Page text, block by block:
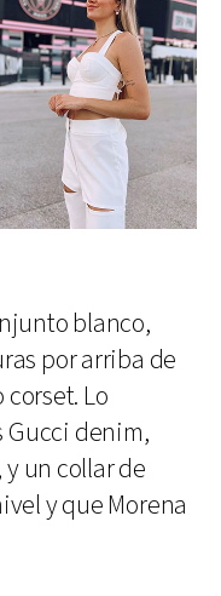
blanco,
por arriba de
Lo
Gucci denim,
un collar de
y que Morena